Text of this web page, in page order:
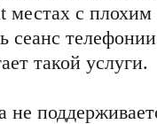
местах с
сеанс
такой услуги.
не